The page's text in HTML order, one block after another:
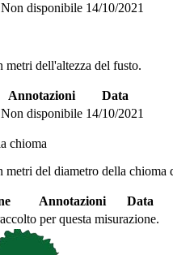
Non disponibile 14/10/2021
metri dell'altezza del fusto.
Annotazioni
Data
Non disponibile 14/10/2021
chioma
metri del diametro della chioma
Annotazioni
Data
per questa misurazione.